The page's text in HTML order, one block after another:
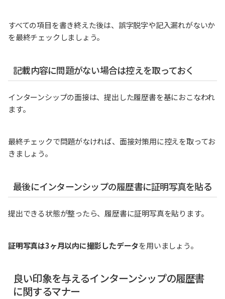
すべての項目を書き終えた後は、誤字脱字や記入漏れがないか
を最終チェックしましょう。
記載内容に問題がない場合は控えを取っておく
インターンシップの面接は、提出した履歴書を基におこなわれ
ます。
最終チェックで問題がなければ、面接対策用に控えを取ってお
きましょう。
最後にインターンシップの履歴書に証明写真を貼る
提出できる状態が整ったら、履歴書に証明写真を貼ります。
証明写真は3ヶ月以内に撮影したデータを用いましょう。
良い印象を与えるインターンシップの履歴書
に関するマナー